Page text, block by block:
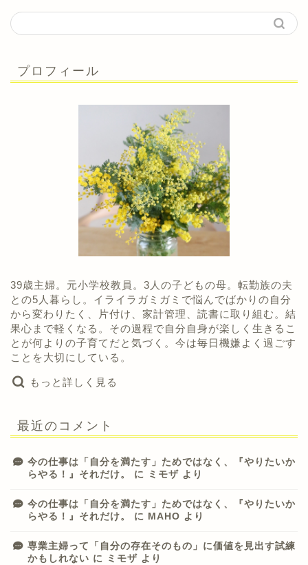
プロフィール
39歳主婦。元小学校教員。3人の子どもの母。転勤族の夫
との5人暮らし。イライラガミガミで悩んでばかりの自分
から変わりたく、片付け、家計管理、読書に取り組む。結
果心まで軽くなる。その過程で自分自身が楽しく生きるこ
とが何よりの子育てだと気づく。今は毎日機嫌よく過ごす
ことを大切にしている。
もっと詳しく見る
最近のコメント
今の仕事は「自分を満たす」ためではなく、『やりたいか
らやる！』それだけ。
に ミモザ より
今の仕事は「自分を満たす」ためではなく、『やりたいか
らやる！』それだけ。
に MAHO より
専業主婦って「自分の存在そのもの」に価値を見出す試練
かもしれない に ミモザ より